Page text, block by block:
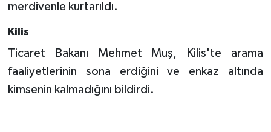
merdivenle kurtarıldı.
Kilis
Ticaret Bakanı Mehmet Muş, Kilis'te arama
faaliyetlerinin sona erdiğini ve enkaz altında
kimsenin kalmadığını bildirdi.